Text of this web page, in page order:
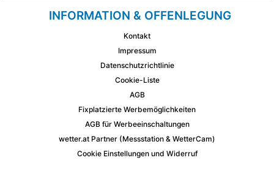
INFORMATION & OFFENLEGUNG
Kontakt
Impressum
Datenschutzrichtlinie
Cookie-Liste
AGB
Fixplatzierte Werbemöglichkeiten
AGB für Werbeeinschaltungen
wetter.at Partner (Messstation & WetterCam)
Cookie Einstellungen und Widerruf